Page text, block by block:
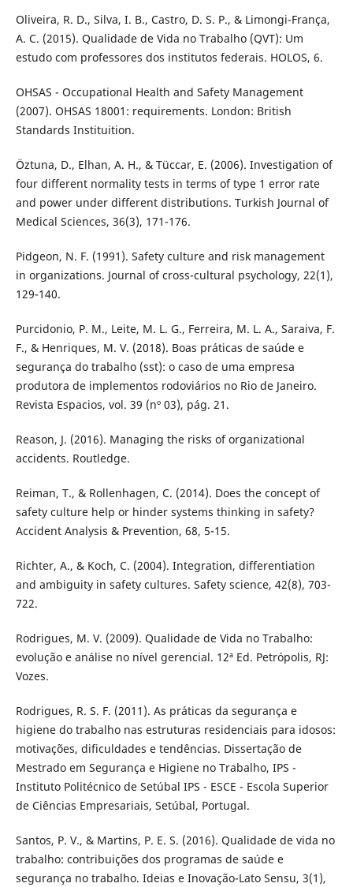
Oliveira, R. D., Silva, I. B., Castro, D. S. P., & Limongi-França,
A. C. (2015). Qualidade de Vida no Trabalho (QVT): Um
estudo com professores dos institutos federais. HOLOS, 6.
OHSAS - Occupational Health and Safety Management
(2007). OHSAS 18001: requirements. London: British
Standards Instituition.
Öztuna, D., Elhan, A. H., & Tüccar, E. (2006). Investigation of
four different normality tests in terms of type 1 error rate
and power under different distributions. Turkish Journal of
Medical Sciences, 36(3), 171-176.
Pidgeon, N. F. (1991). Safety culture and risk management
in organizations. Journal of cross-cultural psychology, 22(1),
129-140.
Purcidonio, P. M., Leite, M. L. G., Ferreira, M. L. A., Saraiva, F.
F., & Henriques, M. V. (2018). Boas práticas de saúde e
segurança do trabalho (sst): o caso de uma empresa
produtora de implementos rodoviários no Rio de Janeiro.
Revista Espacios, vol. 39 (nº 03), pág. 21.
Reason, J. (2016). Managing the risks of organizational
accidents. Routledge.
Reiman, T., & Rollenhagen, C. (2014). Does the concept of
safety culture help or hinder systems thinking in safety?
Accident Analysis & Prevention, 68, 5-15.
Richter, A., & Koch, C. (2004). Integration, differentiation
and ambiguity in safety cultures. Safety science, 42(8), 703-
722.
Rodrigues, M. V. (2009). Qualidade de Vida no Trabalho:
evolução e análise no nível gerencial. 12ª Ed. Petrópolis, RJ:
Vozes.
Rodrigues, R. S. F. (2011). As práticas da segurança e
higiene do trabalho nas estruturas residenciais para idosos:
motivações, dificuldades e tendências. Dissertação de
Mestrado em Segurança e Higiene no Trabalho, IPS -
Instituto Politécnico de Setúbal IPS - ESCE - Escola Superior
de Ciências Empresariais, Setúbal, Portugal.
Santos, P. V., & Martins, P. E. S. (2016). Qualidade de vida no
trabalho: contribuições dos programas de saúde e
segurança no trabalho. Ideias e Inovação-Lato Sensu, 3(1),